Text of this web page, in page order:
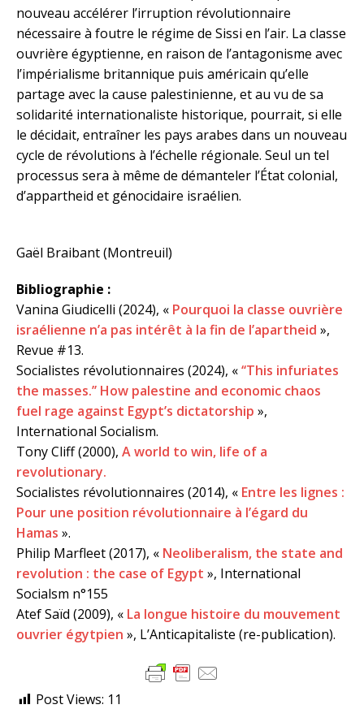
nouveau accélérer l’irruption révolutionnaire
nécessaire à foutre le régime de Sissi en l’air. La classe
ouvrière égyptienne, en raison de l’antagonisme avec
l’impérialisme britannique puis américain qu’elle
partage avec la cause palestinienne, et au vu de sa
solidarité internationaliste historique, pourrait, si elle
le décidait, entraîner les pays arabes dans un nouveau
cycle de révolutions à l’échelle régionale. Seul un tel
processus sera à même de démanteler l’État colonial,
d’appartheid et génocidaire israélien.
Gaël Braibant (Montreuil)
Bibliographie :
Vanina Giudicelli (2024), « Pourquoi la classe ouvrière
israélienne n’a pas intérêt à la fin de l’apartheid »,
Revue #13.
Socialistes révolutionnaires (2024), «‘‘This infuriates
the masses.’’ How palestine and economic chaos
fuel rage against Egypt’s dictatorship »,
International Socialism.
Tony Cliff (2000), A world to win, life of a
revolutionary.
Socialistes révolutionnaires (2014), « Entre les lignes :
Pour une position révolutionnaire à l’égard du
Hamas ».
Philip Marfleet (2017), « Neoliberalism, the state and
revolution : the case of Egypt », International
Socialsm n°155
Atef Saïd (2009), « La longue histoire du mouvement
ouvrier égytpien », L’Anticapitaliste (re-publication).
Post Views: 11